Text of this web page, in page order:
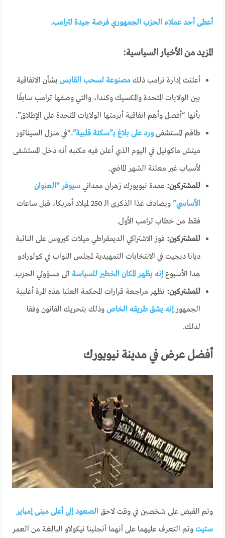
أعطى أحد عملاء الحزب الجمهوري فرصة جيدة لترامب.
المزيد من الأخبار السياسية:
أعلنت إدارة ترامب ذلكمصنوعة لسحب القابس بشأن الاتفاقية
بين الولايات المتحدة والمكسيك وكندا، والتي وصفها ترامب سابقًا
بأنها “أفضل وأهم اتفاقية أبرمتها الولايات المتحدة على الإطلاق”.
طاقم المستشفىورد على بلاغ بـ”سكتة قلبية”.“في منزل السيناتور
ميتش ماكونيل في اليوم الذي أعلن فيه مكتبه أنه دخل المستشفى
لأسباب غير معلنة الشهر الماضي.
للمشتركين: عمدة نيويورك زهران ممدانيسيوفر “العنوان
الأساسي”
ويصادف غدًا الذكرى الـ 250 لميلاد أمريكا، قبل ساعات
فقط من خطاب ترامب الأول.
للمشتركين: فوز الاشتراكي الديمقراطي ميلات كيروس على النائبة
ديانا ديجيت في الانتخابات التمهيدية لمجلس النواب في كولورادو
هذا الأسبوعإنه يظهر المكان الخطير للسياسة الى مسؤولي الحزب.
للمشتركين: تظهر مراجعة قرارات المحكمة العليا هذه المرة أغلبية
الجمهورإنه يشق طريقه الخاص وذلك بتحريك القانون وفقا
لذلك.
أفضل عرض في مدينة نيويورك
وتم القبض على شخصين في وقت لاحقالصعود إلى أعلى مبنى إمباير
ستيت وتم التعرف عليهما على أنهما أنجلينا نيكولاو البالغة من العمر